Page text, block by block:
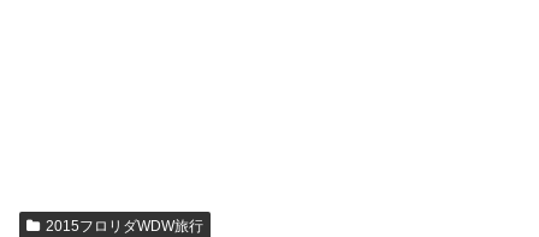
2015フロリダWDW旅行